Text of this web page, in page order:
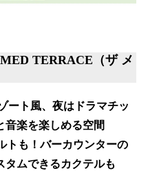
TERRACE（ザ メ
ート風、夜はドラマチッ
音楽を楽しめる空間
トも！バーカウンターの
タムできるカクテルも